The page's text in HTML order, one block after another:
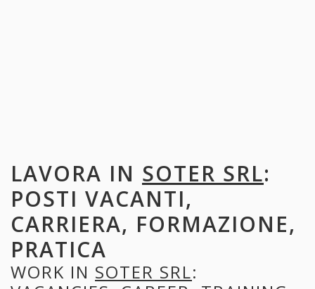
LAVORA IN SOTER SRL:
POSTI VACANTI,
CARRIERA, FORMAZIONE,
PRATICA
WORK IN SOTER SRL: